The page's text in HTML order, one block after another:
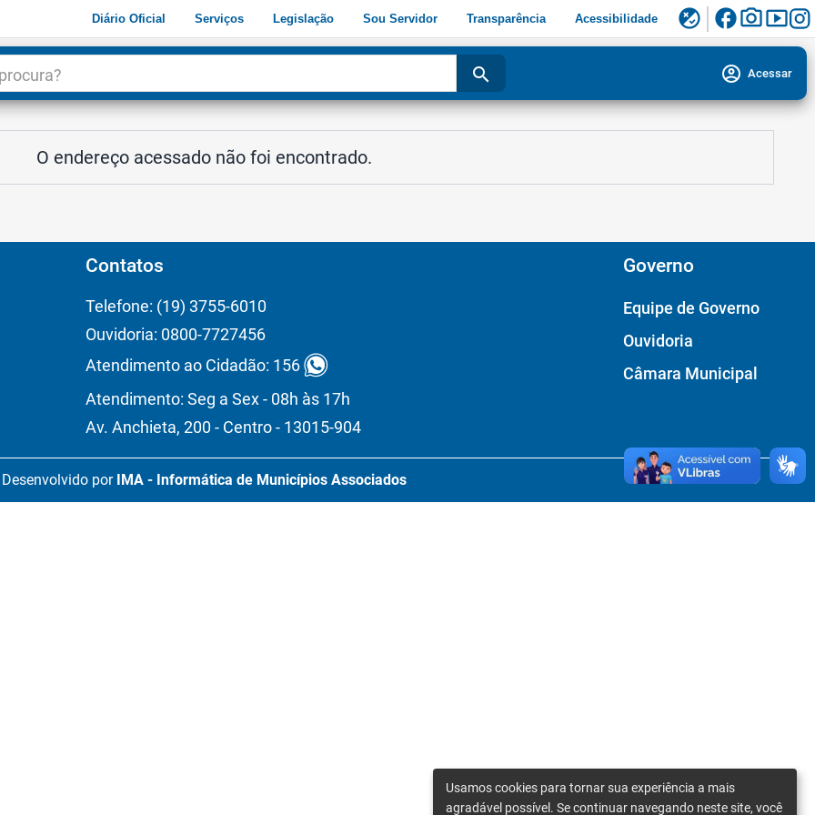
Diário Oficial Serviços Legislação Sou Servidor Transparência Acessibilidade flaky facebookphoto_camerasmart_display
search account_circle Acessar
O endereço acessado não foi encontrado.
Contatos
Telefone: (19) 3755-6010
Ouvidoria: 0800-7727456
Atendimento ao Cidadão: 156
Atendimento: Seg a Sex - 08h às 17h
Av. Anchieta, 200 - Centro - 13015-904
Governo
Equipe de Governo
Ouvidoria
Câmara Municipal
Desenvolvido por IMA - Informática de Municípios Associados
Usamos cookies para tornar sua experiência a mais
agradável possível. Se continuar navegando neste site, você